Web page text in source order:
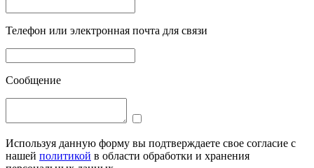
Телефон или электронная почта для связи
Сообщение
Используя данную форму вы подтверждаете свое согласие с
нашей политикой в области обработки и хранения